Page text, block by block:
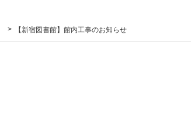
【新宿図書館】館内工事のお知らせ